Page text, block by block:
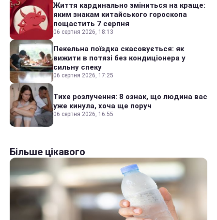
Життя кардинально зміниться на краще:
яким знакам китайського гороскопа
пощастить 7 серпня
06 серпня 2026, 18:13
Пекельна поїздка скасовується: як
вижити в потязі без кондиціонера у
сильну спеку
06 серпня 2026, 17:25
Тихе розлучення: 8 ознак, що людина вас
уже кинула, хоча ще поруч
06 серпня 2026, 16:55
Більше цікавого